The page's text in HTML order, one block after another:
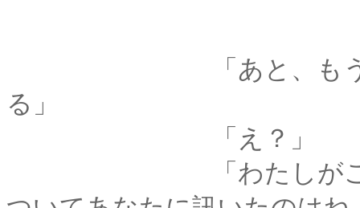
「あと、もうひと
る」
「え？」
「わたしがこの前、